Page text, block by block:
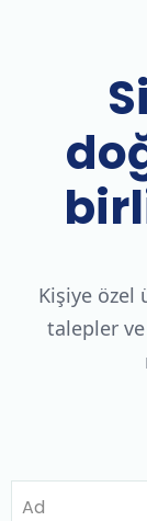
Kişiye özel
talepler
Ad